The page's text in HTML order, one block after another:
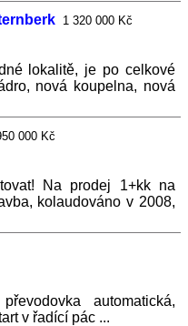
1 320 000 Kč
lokalitě, je po celkové
nová koupelna, nová
000 Kč
Na prodej 1+kk na
kolaudováno v 2008,
automatická,
v řadící pác ...